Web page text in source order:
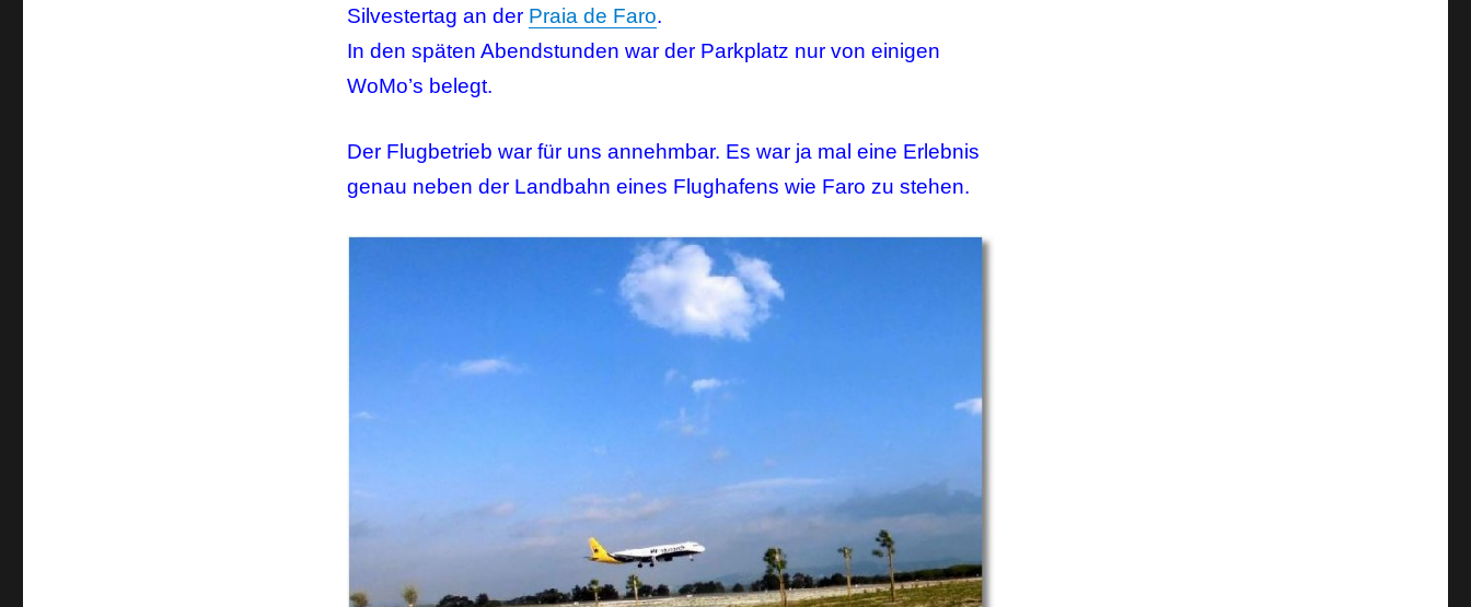
Silvestertag an der Praia de Faro.
In den späten Abendstunden war der Parkplatz nur von einigen
WoMo’s belegt.
Der Flugbetrieb war für uns annehmbar. Es war ja mal eine Erlebnis
genau neben der Landbahn eines Flughafens wie Faro zu stehen.